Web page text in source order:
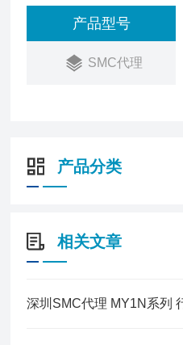
产品型号
SMC代理
产品分类
相关文章
深圳SMC代理 MY1N系列